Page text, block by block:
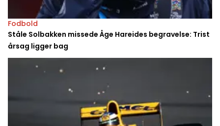
Fodbold
Ståle Solbakken missede Åge Hareides begravelse: Trist
årsag ligger bag